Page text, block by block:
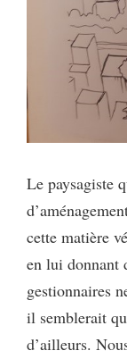
Le paysagiste
cette matière
en lui donnant
gestionnaires
il semblerait
d’ailleurs.